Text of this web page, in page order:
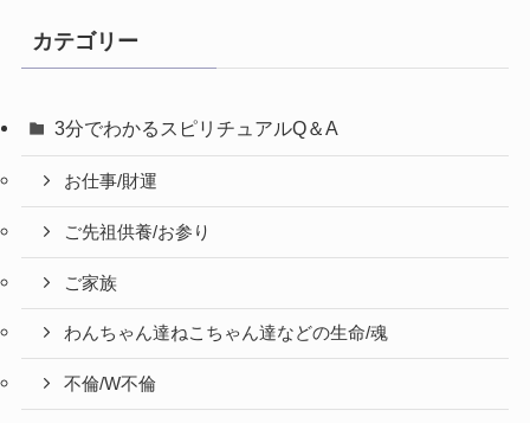
カテゴリー
3分でわかるスピリチュアルQ＆A
お仕事/財運
ご先祖供養/お参り
ご家族
わんちゃん達ねこちゃん達などの生命/魂
不倫/W不倫